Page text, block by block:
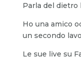
Parla del dietro
Ho una amico
un secondo
Le sue live su